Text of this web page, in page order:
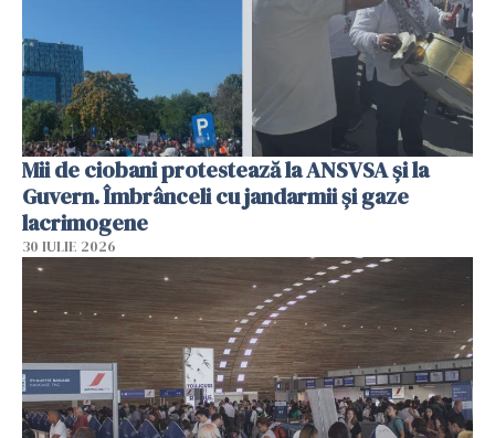
Mii de ciobani protestează la ANSVSA și la
Guvern. Îmbrânceli cu jandarmii și gaze
lacrimogene
30 IULIE 2026